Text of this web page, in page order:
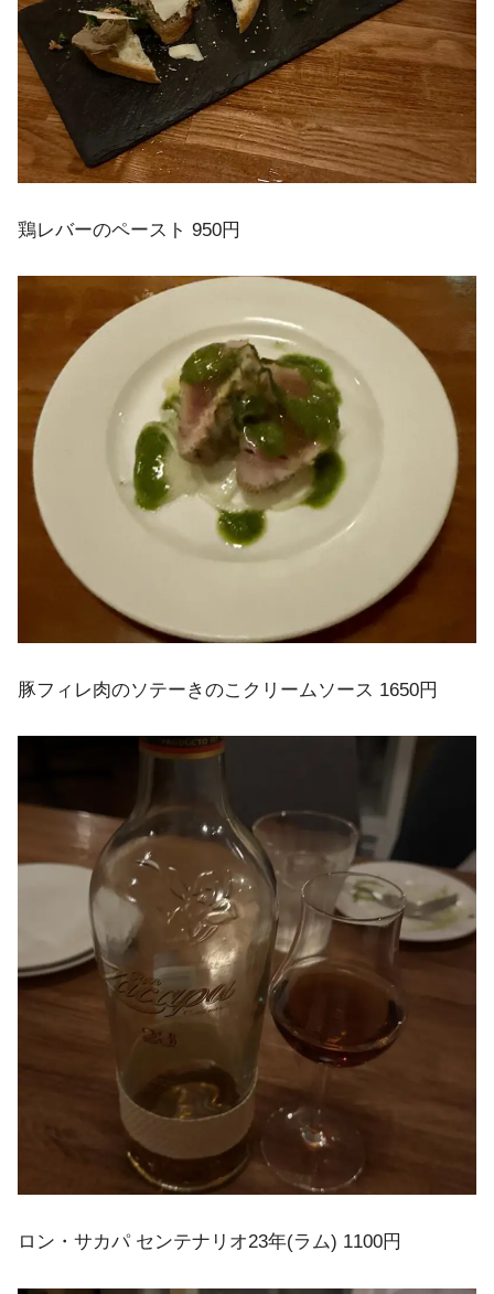
鶏レバーのペースト 950円
豚フィレ肉のソテーきのこクリームソース 1650円
ロン・サカパ センテナリオ23年(ラム) 1100円